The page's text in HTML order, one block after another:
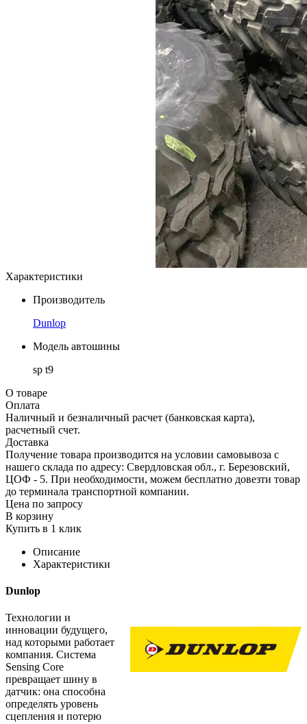
Характеристики
Производитель
Dunlop
Модель автошины
sp t9
О товаре
Оплата
Наличный и безналичный расчет (банковская карта),
расчетный счет.
Доставка
Получение товара производится на условии самовывоза с
нашего склада по адресу: Свердловская обл., г. Березовский,
ЦОФ - 5. При необходимости, можем бесплатно довезти товар
до терминала транспортной компании.
Цена по запросу
В корзину
Купить в 1 клик
Описание
Характеристики
Dunlop
Технологии и
инновации будущего,
над которыми работает
компания. Система
Sensing Core
превращает шину в
датчик: она способна
определять уровень
сцепления и потерю